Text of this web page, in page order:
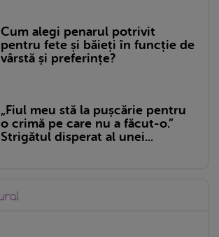
Cum alegi penarul potrivit
pentru fete și băieți în funcție de
vârstă și preferințe?
„Fiul meu stă la pușcărie pentru
o crimă pe care nu a făcut-o.”
Strigătul disperat al unei...